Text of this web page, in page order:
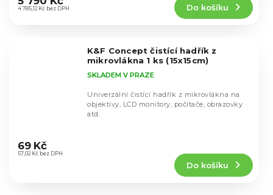
je
4 785,12 Kč bez DPH Do košíku
K&F Concept čistící hadřík z
mikrovlákna 1 ks (15x15cm)
hodnocení
produktu
SKLADEM V PRAZE
57,02 Kč bez DPH
69 Kč
Do košíku
Univerzální čistící hadřík z mikrovlákna na
objektivy, LCD monitory, počítače, obrazovky
atd.